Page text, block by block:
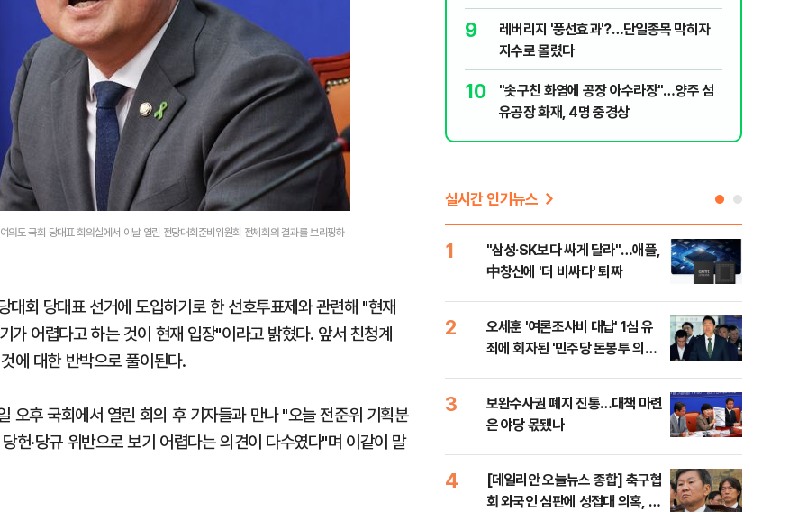
도 국회 당대표 회의실에서 이날 열린 전당대회준비위원회 전체회의 결과를 브리핑하
회 당대표 선거에 도입하기로 한 선호투표제와 관련해 "현재
가 어렵다고 하는 것이 현재 입장"이라고 밝혔다. 앞서 친청계
에 대한 반박으로 풀이된다.
오후 국회에서 열린 회의 후 기자들과 만나 "오늘 전준위 기획분
헌·당규 위반으로 보기 어렵다는 의견이 다수였다"며 이같이 말
4
'압수수색·성접대 의혹' 송두리째 흔들리는
대한민국 축구판
5
"약만으론 한계"…당뇨병 '시작' 막는 의사
과학자의 도전 [내일의 닥터]
9
레버리지 '풍선효과'?…단일종목 막히자
지수로 몰렸다
10
"솟구친 화염에 공장 아수라장"…양주 섬
유공장 화재, 4명 중경상
실시간 인기뉴스
1
"삼성·SK보다 싸게 달라"…애플,
中창신에 '더 비싸다' 퇴짜
2
오세훈 '여론조사비 대납' 1심 유
죄에 회자된 '민주당 돈봉투 의
3
보완수사권 폐지 진통…대책 마련
은 야당 몫됐나
4
[데일리안 오늘뉴스 종합] 축구협
회 외국인 심판에 성접대 의혹, 李